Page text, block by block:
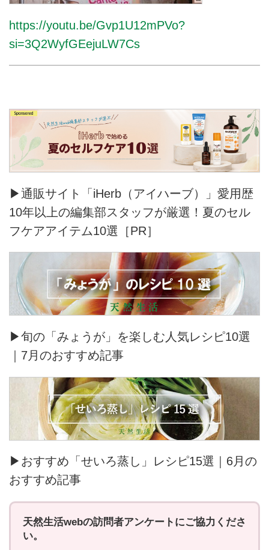
https://youtu.be/Gvp1U12mPVo?
si=3Q2WyfGEejuLW7Cs
▶通販サイト「iHerb（アイハーブ）」愛用歴
10年以上の編集部スタッフが厳選！夏のセル
フケアアイテム10選［PR］
▶旬の「みょうが」を楽しむ人気レシピ10選
｜7月のおすすめ記事
▶おすすめ「せいろ蒸し」レシピ15選｜6月の
おすすめ記事